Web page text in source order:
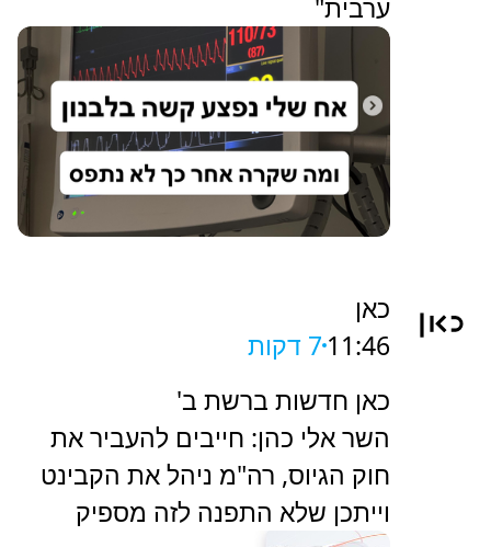
ערבית"
כאן
11:46 7 דקות
כאן חדשות ברשת ב'
השר אלי כהן: חייבים להעביר את
חוק הגיוס, רה"מ ניהל את הקבינט
וייתכן שלא התפנה לזה מספיק